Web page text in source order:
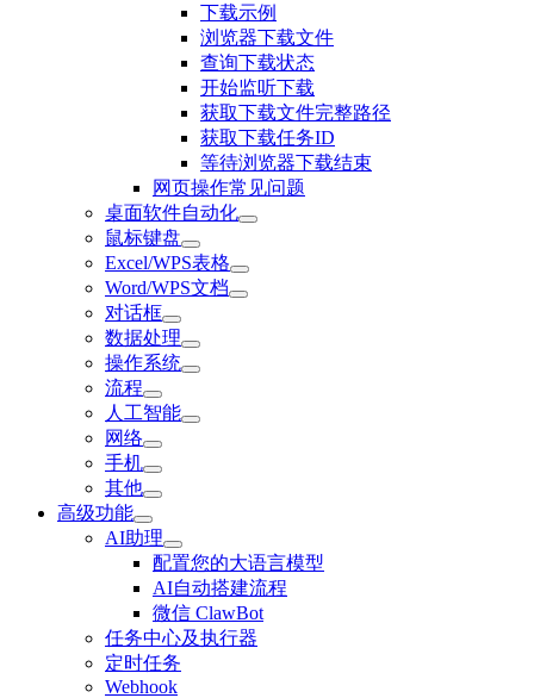
下载示例
浏览器下载文件
查询下载状态
开始监听下载
获取下载文件完整路径
获取下载任务ID
等待浏览器下载结束
网页操作常见问题
桌面软件自动化
鼠标键盘
Excel/WPS表格
Word/WPS文档
对话框
数据处理
操作系统
流程
人工智能
网络
手机
其他
高级功能
AI助理
配置您的大语言模型
AI自动搭建流程
微信 ClawBot
任务中心及执行器
定时任务
Webhook